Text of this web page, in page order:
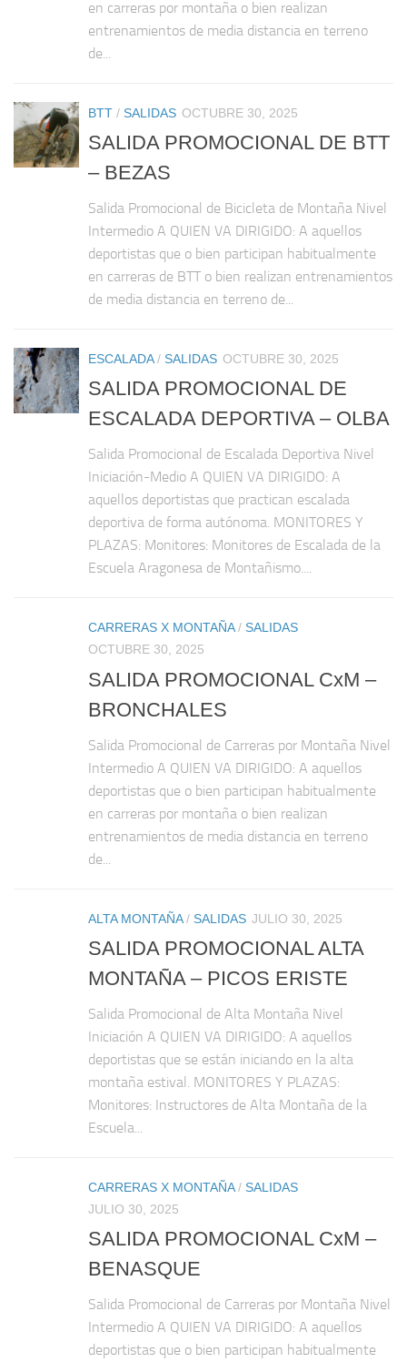
en carreras por montaña o bien realizan
entrenamientos de media distancia en terreno
de...
BTT / SALIDAS OCTUBRE 30, 2025
SALIDA PROMOCIONAL DE BTT
– BEZAS
Salida Promocional de Bicicleta de Montaña Nivel
Intermedio A QUIEN VA DIRIGIDO: A aquellos
deportistas que o bien participan habitualmente
en carreras de BTT o bien realizan entrenamientos
de media distancia en terreno de...
ESCALADA/ SALIDAS OCTUBRE 30, 2025
SALIDA PROMOCIONAL DE
ESCALADA DEPORTIVA – OLBA
Salida Promocional de Escalada Deportiva Nivel
Iniciación-Medio A QUIEN VA DIRIGIDO: A
aquellos deportistas que practican escalada
deportiva de forma autónoma. MONITORES Y
PLAZAS: Monitores: Monitores de Escalada de la
Escuela Aragonesa de Montañismo....
CARRERAS X MONTAÑA/ SALIDAS
OCTUBRE 30, 2025
SALIDA PROMOCIONAL CxM –
BRONCHALES
Salida Promocional de Carreras por Montaña Nivel
Intermedio A QUIEN VA DIRIGIDO: A aquellos
deportistas que o bien participan habitualmente
en carreras por montaña o bien realizan
entrenamientos de media distancia en terreno
de...
ALTA MONTAÑA/ SALIDAS JULIO 30, 2025
SALIDA PROMOCIONAL ALTA
MONTAÑA – PICOS ERISTE
Salida Promocional de Alta Montaña Nivel
Iniciación A QUIEN VA DIRIGIDO: A aquellos
deportistas que se están iniciando en la alta
montaña estival. MONITORES Y PLAZAS:
Monitores: Instructores de Alta Montaña de la
Escuela...
CARRERAS X MONTAÑA/ SALIDAS
JULIO 30, 2025
SALIDA PROMOCIONAL CxM –
BENASQUE
Salida Promocional de Carreras por Montaña Nivel
Intermedio A QUIEN VA DIRIGIDO: A aquellos
deportistas que o bien participan habitualmente